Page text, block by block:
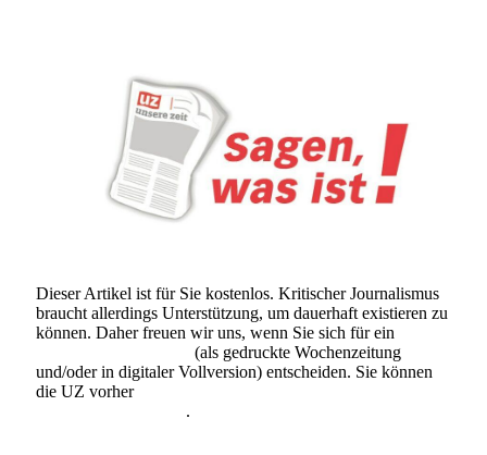
Dieser Artikel ist für Sie kostenlos. Kritischer Journalismus
braucht allerdings Unterstützung, um dauerhaft existieren zu
können. Daher freuen wir uns, wenn Sie sich für ein
(als gedruckte Wochenzeitung
und/oder in digitaler Vollversion) entscheiden. Sie können
die UZ vorher
.